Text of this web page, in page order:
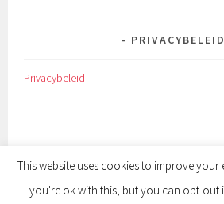
PRIVACYBELEID
Privacybeleid
ONDERSTEUND DOOR WORDPRESS |
This website uses cookies to improve your
you're ok with this, but you can opt-out